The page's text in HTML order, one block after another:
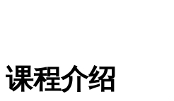
课程介绍